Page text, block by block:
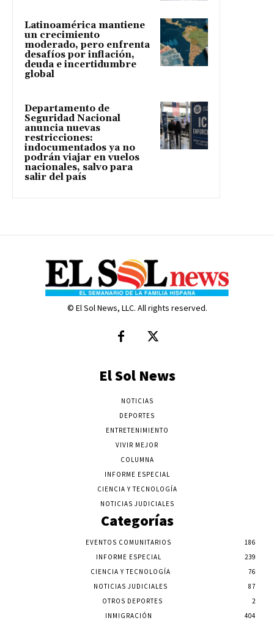
Latinoamérica mantiene
un crecimiento
moderado, pero enfrenta
desafíos por inflación,
deuda e incertidumbre
global
Departamento de
Seguridad Nacional
anuncia nuevas
restricciones:
indocumentados ya no
podrán viajar en vuelos
nacionales, salvo para
salir del país
© El Sol News, LLC. All rights reserved.
El Sol News
NOTICIAS
DEPORTES
ENTRETENIMIENTO
VIVIR MEJOR
COLUMNA
INFORME ESPECIAL
CIENCIA Y TECNOLOGÍA
NOTICIAS JUDICIALES
Categorías
EVENTOS COMUNITARIOS
186
INFORME ESPECIAL
239
CIENCIA Y TECNOLOGÍA
76
NOTICIAS JUDICIALES
87
OTROS DEPORTES
2
INMIGRACIÓN
404